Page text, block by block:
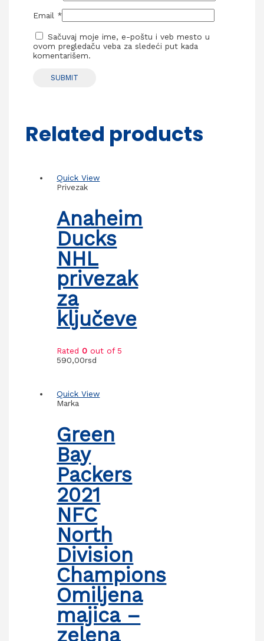
Email *
Sačuvaj moje ime, e-poštu i veb mesto u
ovom pregledaču veba za sledeći put kada
komentarišem.
Related products
Quick View
Privezak
Anaheim
Ducks
NHL
privezak
za
ključeve
Rated0 out of 5
590,00rsd
Quick View
Marka
Green
Bay
Packers
2021
NFC
North
Division
Champions
Omiljena
majica –
zelena